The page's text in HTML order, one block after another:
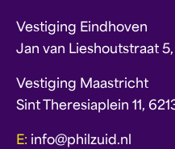
Vestiging Eindhoven
Jan van Lieshoutstraat 5,
Vestiging Maastricht
Sint Theresiaplein 11,
E: info@philzuid.nl